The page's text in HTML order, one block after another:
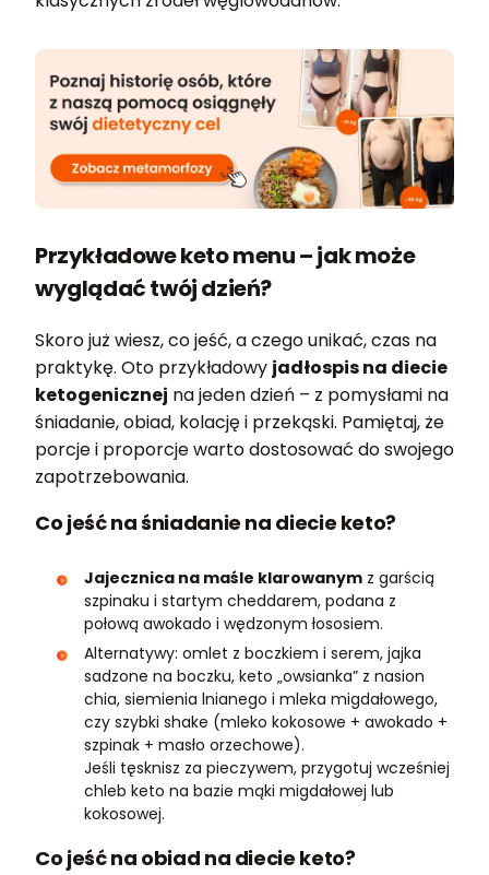
Przykładowe keto menu – jak może
wyglądać twój dzień?
Skoro już wiesz, co jeść, a czego unikać, czas na
praktykę. Oto przykładowy jadłospis na diecie
ketogenicznej na jeden dzień – z pomysłami na
śniadanie, obiad, kolację i przekąski. Pamiętaj, że
porcje i proporcje warto dostosować do swojego
zapotrzebowania.
Co jeść na śniadanie na diecie keto?
Jajecznica na maśle klarowanym z garścią
szpinaku i startym cheddarem, podana z
połową awokado i wędzonym łososiem.
Alternatywy: omlet z boczkiem i serem, jajka
sadzone na boczku, keto „owsianka” z nasion
chia, siemienia lnianego i mleka migdałowego,
czy szybki shake (mleko kokosowe + awokado +
szpinak + masło orzechowe).
Jeśli tęsknisz za pieczywem, przygotuj wcześniej
chleb keto na bazie mąki migdałowej lub
kokosowej.
Co jeść na obiad na diecie keto?